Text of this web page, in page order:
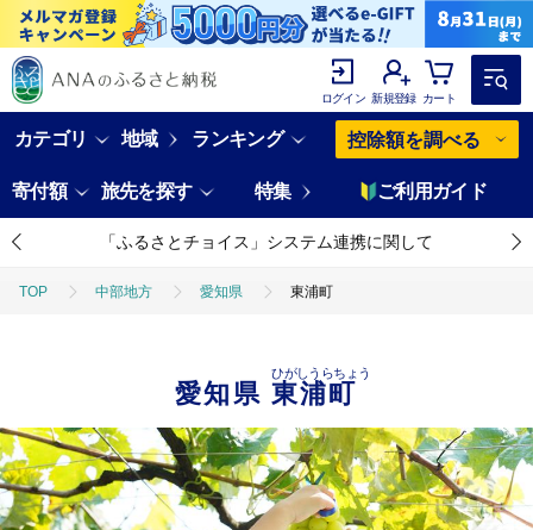
ログイン 新規登録 カート
カテゴリ 地域 ランキング 控除額を調べる
寄付額 旅先を探す 特集 ご利用ガイド
「ふるさとチョイス」システム連携に関して
TOP 中部地方 愛知県 東浦町
愛知県東浦町
ひがしうらちょう